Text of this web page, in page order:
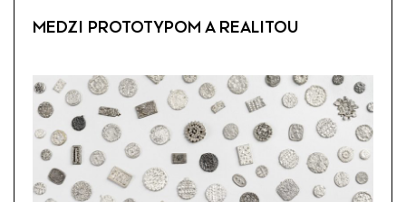
MEDZI PROTOTYPOM A REALITOU